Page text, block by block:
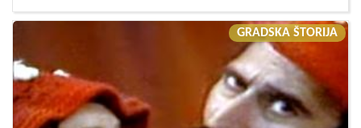
GRADSKA ŠTORIJA